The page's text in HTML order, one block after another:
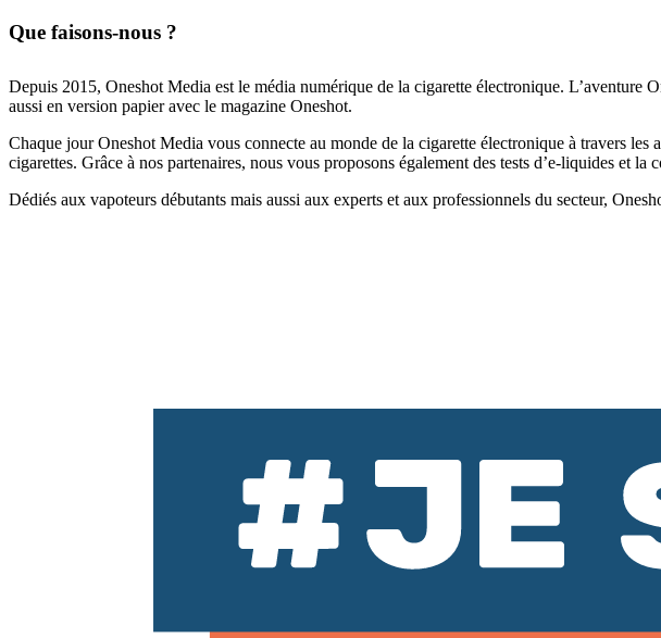
Que faisons-nous ?
Depuis 2015, Oneshot Media est le média numérique de la cigarette électronique. L’aventure
aussi en version papier avec le magazine Oneshot.
Chaque jour Oneshot Media vous connecte au monde de la cigarette électronique à travers
cigarettes. Grâce à nos partenaires, nous vous proposons également des tests d’e-liquides et la
Dédiés aux vapoteurs débutants mais aussi aux experts et aux professionnels du secteur,